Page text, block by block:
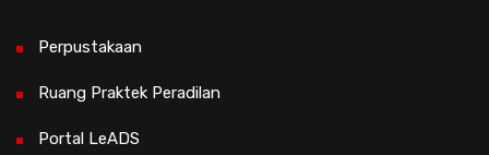
Perpustakaan
Ruang Praktek Peradilan
Portal LeADS